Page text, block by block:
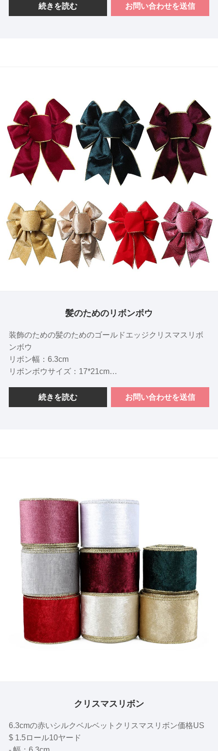
重量：4.5 GR /PC
続きを読む お問い合わせを送信
髪のためのリボンボウ
装飾のための髪のためのゴールドエッジクリスマスリボ
ンボウ
リボン幅：6.3cm
リボンボウサイズ：17*21cm
ン、赤、ほこりっぽいピンク
機能：金EGDEDリボンボウ
続きを読む お問い合わせを送信
クリスマスリボン
6.3cmの赤いシルクベルベットクリスマスリボン価格US
$ 1.5ロール10ヤード